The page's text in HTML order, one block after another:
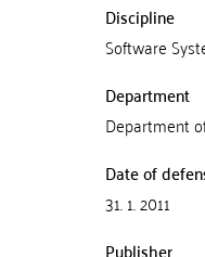
Discipline
Software
Department
Department
Date of
31. 1. 2011
Publisher